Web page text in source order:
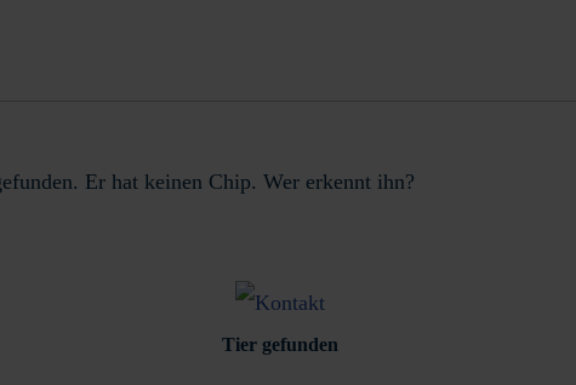
Er hat keinen Chip. Wer erkennt ihn?
Tier gefunden